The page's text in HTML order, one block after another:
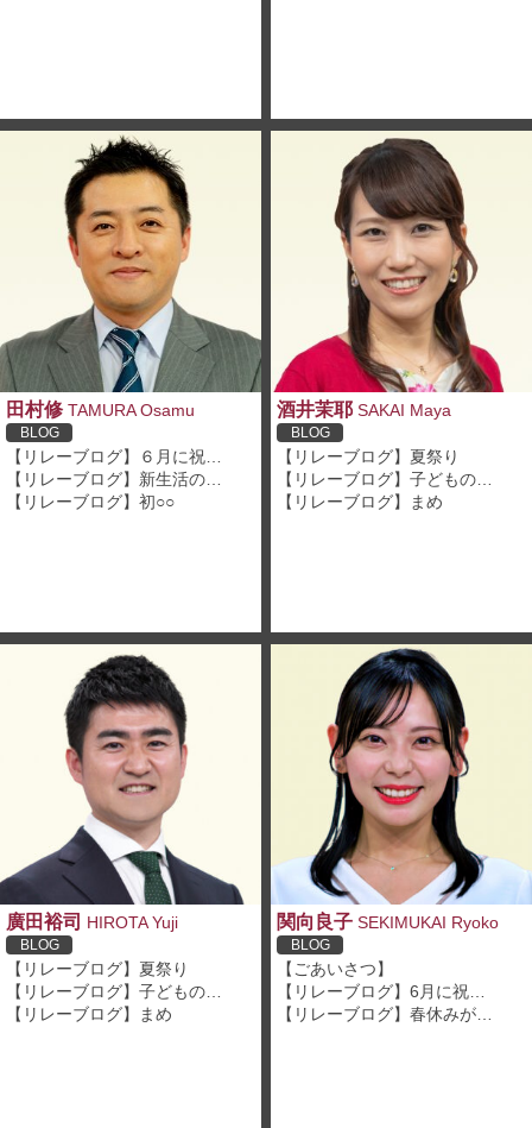
田村修 TAMURA Osamu
BLOG
【リレーブログ】６月に祝…
【リレーブログ】新生活の…
【リレーブログ】初○○
酒井茉耶 SAKAI Maya
BLOG
【リレーブログ】夏祭り
【リレーブログ】子どもの…
【リレーブログ】まめ
廣田裕司 HIROTA Yuji
BLOG
【リレーブログ】夏祭り
【リレーブログ】子どもの…
【リレーブログ】まめ
関向良子 SEKIMUKAI Ryoko
BLOG
【ごあいさつ】
【リレーブログ】6月に祝…
【リレーブログ】春休みが…